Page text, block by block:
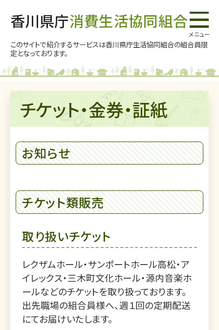
香川県庁消費生活協同組合
このサイトで紹介するサービスは香川県庁生活協同組合の組合員限
定となっております。
チケット・金券・証紙
お知らせ
チケット類販売
取り扱いチケット
レクザムホール・サンポートホール高松・ア
イレックス・三木町文化ホール・源内音楽ホ
ールなどのチケットを取り扱っております。
出先職場の組合員様へ、週１回の定期配送
にてお届けいたします。